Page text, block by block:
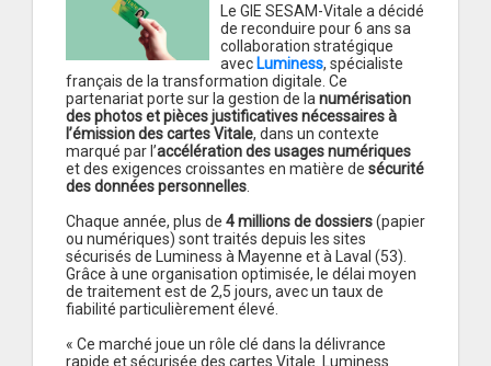
Le GIE SESAM-Vitale a décidé
de reconduire pour 6 ans sa
collaboration stratégique
avec Luminess, spécialiste
français de la transformation digitale. Ce
partenariat porte sur la gestion de lanumérisation
des photos et pièces justificatives nécessaires à
l’émission des cartes Vitale, dans un contexte
marqué par l’accélération des usages numériques
et des exigences croissantes en matière de sécurité
des données personnelles.
Chaque année, plus de 4 millions de dossiers(papier
ou numériques) sont traités depuis les sites
sécurisés de Luminess à Mayenne et à Laval (53).
Grâce à une organisation optimisée, le délai moyen
de traitement est de 2,5 jours, avec un taux de
fiabilité particulièrement élevé.
« Ce marché joue un rôle clé dans la délivrance
rapide et sécurisée des cartes Vitale. Luminess